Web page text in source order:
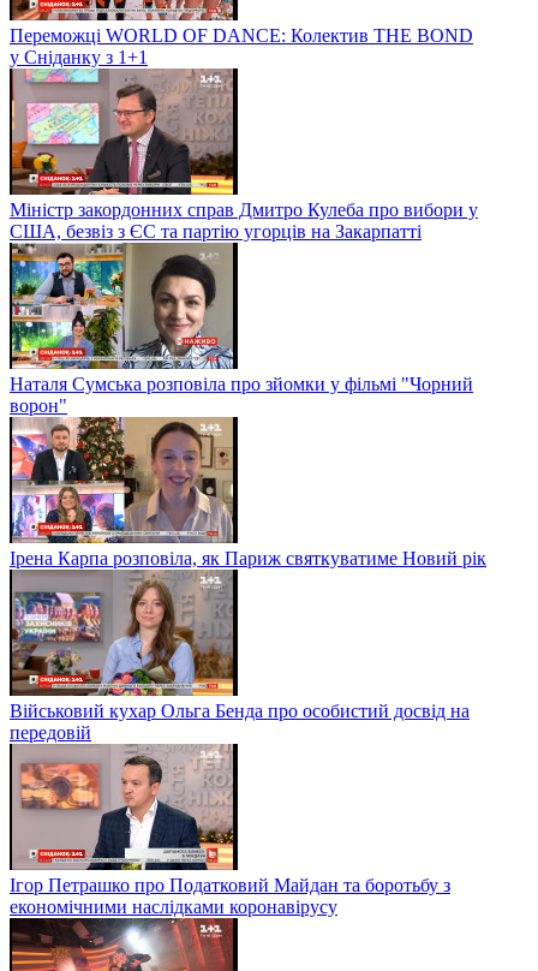
Переможці WORLD OF DANCE: Колектив THE BOND
у Сніданку з 1+1
Міністр закордонних справ Дмитро Кулеба про вибори у
США, безвіз з ЄС та партію угорців на Закарпатті
Наталя Сумська розповіла про зйомки у фільмі "Чорний
ворон"
Ірена Карпа розповіла, як Париж святкуватиме Новий рік
Військовий кухар Ольга Бенда про особистий досвід на
передовій
Ігор Петрашко про Податковий Майдан та боротьбу з
економічними наслідками коронавірусу